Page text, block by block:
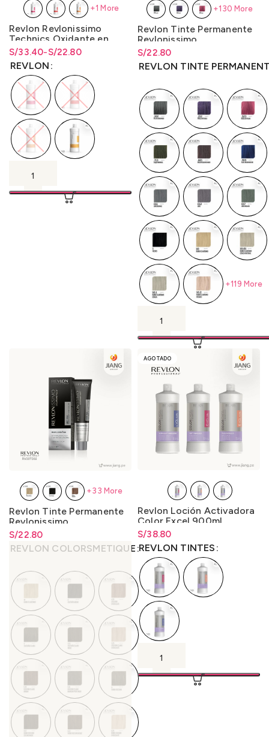
Revlon Revlonissimo
Technics Oxidante en
Crema 900ml.
S/22.80
-
S/33.40
Rango de precios: desde
S/22.80 hasta S/33.40
Rango de precios: desde
S/22.80hasta
REVLON
+1 More
Revlon Tinte Permanente
Revlonissimo
Colorsmetique 60ml.
S/22.80
Rango de precios: desde
S/22.80hastaS/ 22.80
REVLON TINTE
+119 More
+130 More
Revlon Tinte Permanente
Revlonissimo
Colorsmetique High
Coverage 60ml.
S/22.80
Rango de precios: desde
S/22.80hasta S/22.80
REVLON COLORSMETIQUE
+33 More
AGOTADO
Revlon Loción Activadora
Color Excel 900ml.
S/38.80
Rango de precios: desde
S/38.80hastaS/38.80
REVLON TINTES